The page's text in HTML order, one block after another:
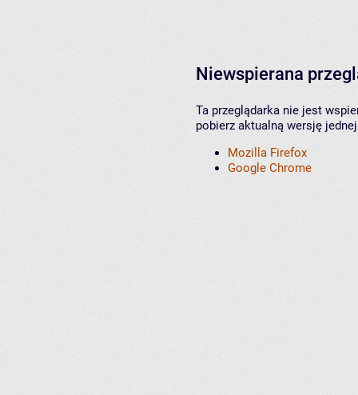
Niewspierana
Ta przeglądarka nie jest
pobierz aktualną wersję
Mozilla Firefox
Google Chrome